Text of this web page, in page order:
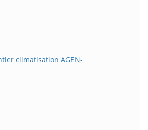
climatisation AGEN-